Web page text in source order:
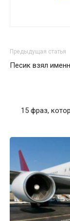
Предыдущая статья
Песик взял
15 фраз,